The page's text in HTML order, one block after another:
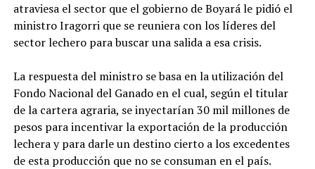
atraviesa el sector que el gobierno de Boyará le pidió el
ministro Iragorri que se reuniera con los líderes del
sector lechero para buscar una salida a esa crisis.
La respuesta del ministro se basa en la utilización del
Fondo Nacional del Ganado en el cual, según el titular
de la cartera agraria, se inyectarían 30 mil millones de
pesos para incentivar la exportación de la producción
lechera y para darle un destino cierto a los excedentes
de esta producción que no se consuman en el país.